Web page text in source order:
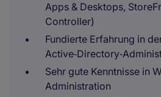
Apps & Desktops,
Controller)
Fundierte Erfahrung in
Sehr gute Kenntnisse in
Administration